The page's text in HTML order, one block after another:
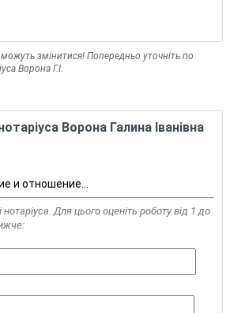
змінитися! Попередньо уточніть по
Ворона Г.І.
Ворона Галина Іванівна
и отношение...
нотаріуса. Для цього оценіть роботу від 1 до